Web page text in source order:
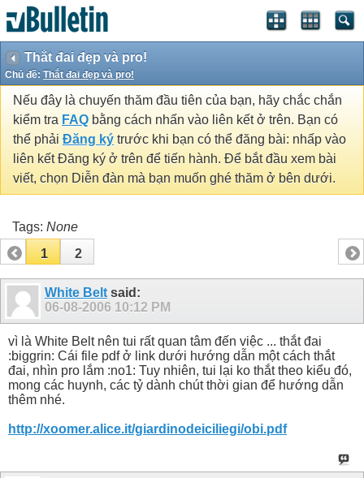
Thắt đai đẹp và pro!
Chủ đề: Thắt đai đẹp và pro!
Nếu đây là chuyến thăm đầu tiên của bạn, hãy chắc chắn
kiểm tra FAQ bằng cách nhấn vào liên kết ở trên. Bạn có
thể phải Đăng ký trước khi bạn có thể đăng bài: nhấp vào
liên kết Đăng ký ở trên để tiến hành. Để bắt đầu xem bài
viết, chọn Diễn đàn mà bạn muốn ghé thăm ở bên dưới.
Tags: None
1
2
White Belt said:
06-08-2006 10:12 PM
vì là White Belt nên tui rất quan tâm đến việc ... thắt đai
:biggrin: Cái file pdf ở link dưới hướng dẫn một cách thắt
đai, nhìn pro lắm :no1: Tuy nhiên, tui lại ko thắt theo kiểu đó,
mong các huynh, các tỷ dành chút thời gian để hướng dẫn
thêm nhé.
http://xoomer.alice.it/giardinodeiciliegi/obi.pdf